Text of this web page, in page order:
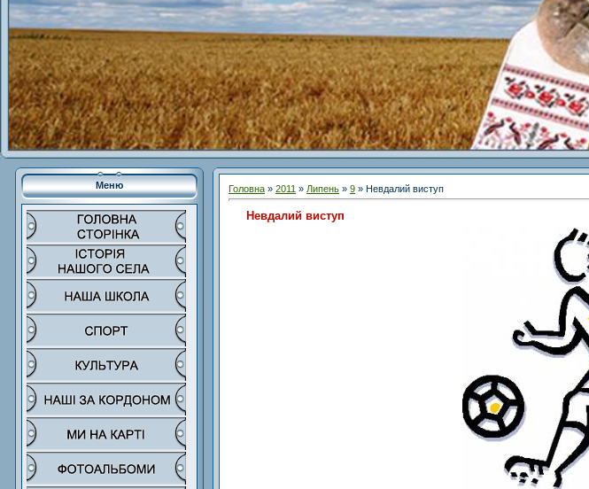
Меню Головна » 2011 » Липень » 9 » Невдалий виступ
Невдалий виступ